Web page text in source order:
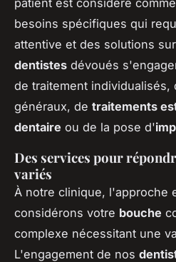
besoins spécifiques qui
attentive et des solutions
dentistes dévoués
de traitement
généraux, de traitements
dentaire ou de la pose d'
Des services pour
variés
À notre clinique, l'approche
considérons votre bouche
complexe nécessitant une
L'engagement de nos